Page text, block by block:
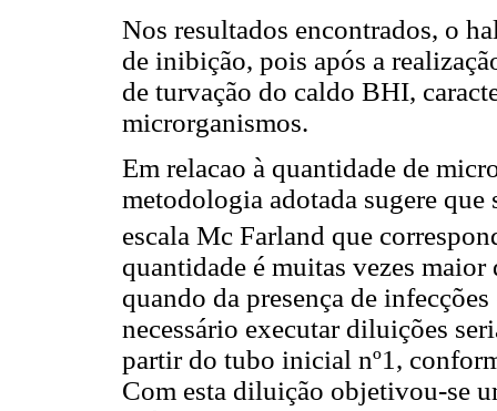
Nos resultados encontrados, o
de inibição, pois após a
de turvação do caldo BHI,
microrganismos.
Em relacao à quantidade de
metodologia adotada sugere que
escala Mc Farland que
quantidade é muitas vezes
quando da presença de
necessário executar diluições
partir do tubo inicial nº1,
Com esta diluição objetivou-se